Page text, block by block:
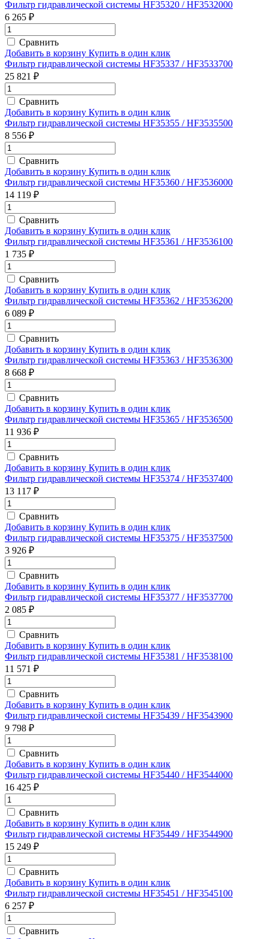
Фильтр гидравлической системы HF35320 / HF3532000
6 265 ₽
Сравнить
Добавить в корзину Купить в один клик
Фильтр гидравлической системы HF35337 / HF3533700
25 821 ₽
Сравнить
Добавить в корзину Купить в один клик
Фильтр гидравлической системы HF35355 / HF3535500
8 556 ₽
Сравнить
Добавить в корзину Купить в один клик
Фильтр гидравлической системы HF35360 / HF3536000
14 119 ₽
Сравнить
Добавить в корзину Купить в один клик
Фильтр гидравлической системы HF35361 / HF3536100
1 735 ₽
Сравнить
Добавить в корзину Купить в один клик
Фильтр гидравлической системы HF35362 / HF3536200
6 089 ₽
Сравнить
Добавить в корзину Купить в один клик
Фильтр гидравлической системы HF35363 / HF3536300
8 668 ₽
Сравнить
Добавить в корзину Купить в один клик
Фильтр гидравлической системы HF35365 / HF3536500
11 936 ₽
Сравнить
Добавить в корзину Купить в один клик
Фильтр гидравлической системы HF35374 / HF3537400
13 117 ₽
Сравнить
Добавить в корзину Купить в один клик
Фильтр гидравлической системы HF35375 / HF3537500
3 926 ₽
Сравнить
Добавить в корзину Купить в один клик
Фильтр гидравлической системы HF35377 / HF3537700
2 085 ₽
Сравнить
Добавить в корзину Купить в один клик
Фильтр гидравлической системы HF35381 / HF3538100
11 571 ₽
Сравнить
Добавить в корзину Купить в один клик
Фильтр гидравлической системы HF35439 / HF3543900
9 798 ₽
Сравнить
Добавить в корзину Купить в один клик
Фильтр гидравлической системы HF35440 / HF3544000
16 425 ₽
Сравнить
Добавить в корзину Купить в один клик
Фильтр гидравлической системы HF35449 / HF3544900
15 249 ₽
Сравнить
Добавить в корзину Купить в один клик
Фильтр гидравлической системы HF35451 / HF3545100
6 257 ₽
Сравнить